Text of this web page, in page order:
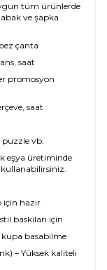
tüm ürünlerde
ve şapka
çanta
saat
promosyon
saat
puzzle vb.
eşya üretiminde
için hazır
baskıları için
kupa basabilme
– Yüksek kaliteli